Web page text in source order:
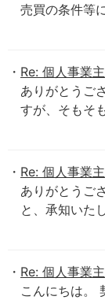
売買の条件等
Re: 個人事業
ありがとうご
すが、そもそ
Re: 個人事業
ありがとうご
と、承知いた
Re: 個人事業
こんにちは。